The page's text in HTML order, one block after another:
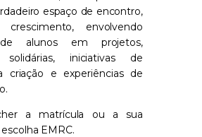
espaço de encontro,
envolvendo
alunos em projetos,
solidárias, iniciativas de
criação e experiências de
a matrícula ou a sua
EMRC.